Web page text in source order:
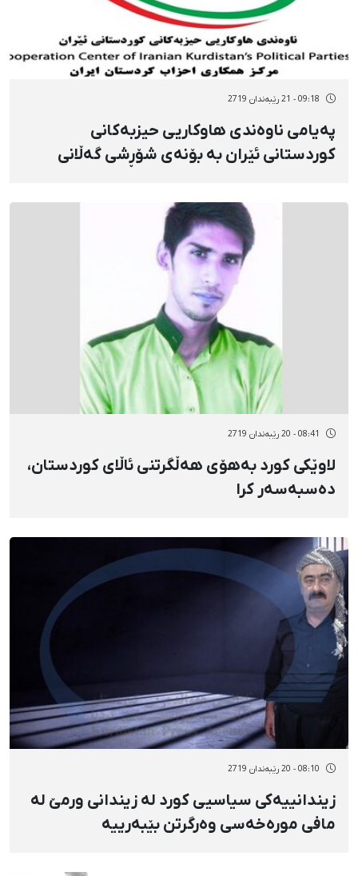
09:18 - 21 رێبەندان 2719
پەیامی ناوەندی هاوکاریی حیزبەکانی
کوردستانی ئێران بە بۆنەی شۆڕشی گەڵانی
08:41 - 20 رێبەندان 2719
لاوێکی کورد بەهۆی هەڵگرتنی ئاڵای کوردستان،
دەسبەسەر کرا
08:10 - 20 رێبەندان 2719
زیندانییەکی سیاسیی کورد لە زیندانی ورمێ لە
مافی مورەخەسی وەرگرتن بێبەرییە